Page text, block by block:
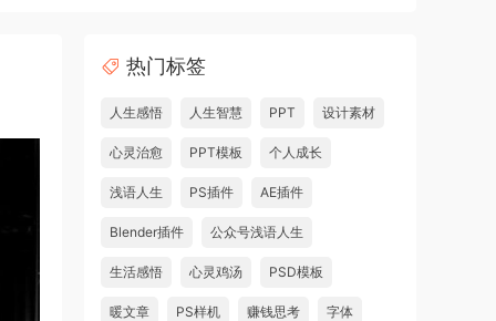
热门标签
人生感悟 人生智慧 PPT 设计素材
心灵治愈 PPT模板 个人成长
浅语人生 PS插件 AE插件
Blender插件 公众号浅语人生
生活感悟 心灵鸡汤 PSD模板
暖文章 PS样机 赚钱思考 字体